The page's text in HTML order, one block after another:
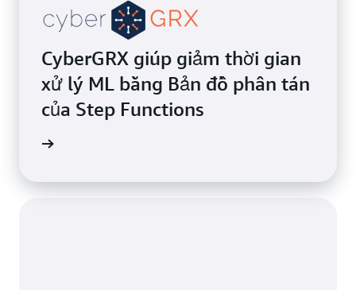
CyberGRX giúp giảm thời gian
xử lý ML bằng Bản đồ phân tán
của Step Functions